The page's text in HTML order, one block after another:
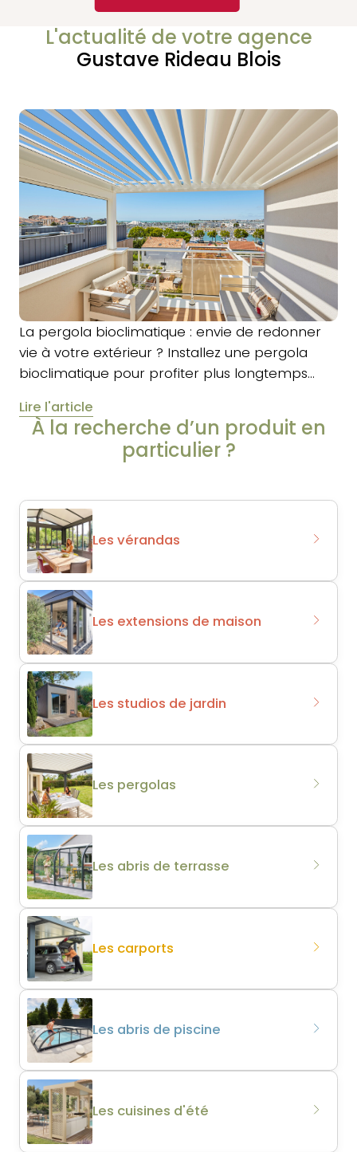
L'actualité de votre agence
Gustave Rideau Blois
La pergola bioclimatique : envie de redonner
vie à votre extérieur ? Installez une pergola
bioclimatique pour profiter plus longtemps…
Lire l'article
À la recherche d’un produit en
particulier ?
Les vérandas
Les extensions de maison
Les studios de jardin
Les pergolas
Les abris de terrasse
Les carports
Les abris de piscine
Les cuisines d'été